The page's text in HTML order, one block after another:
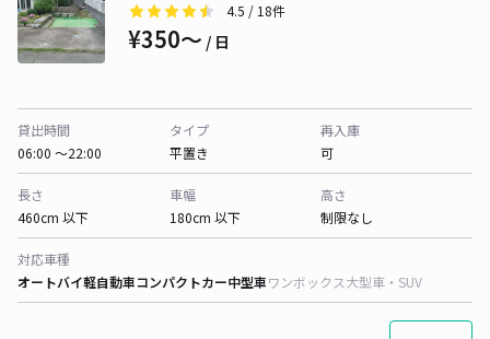
4.5 / 18件
¥350〜 / 日
貸出時間
06:00 〜22:00
タイプ
平置き
再入庫
可
長さ
460cm 以下
車幅
180cm 以下
高さ
制限なし
対応車種
オートバイ軽自動車コンパクトカー中型車ワンボックス大型車・SUV